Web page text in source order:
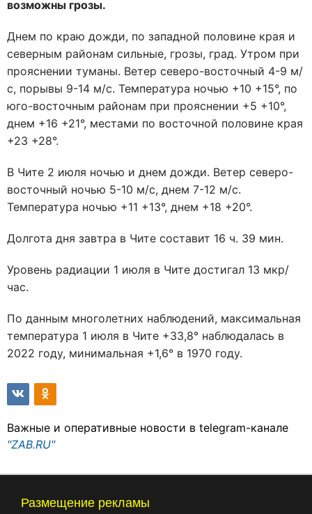
возможны грозы.
Днем по краю дожди, по западной половине края и
северным районам сильные, грозы, град. Утром при
прояснении туманы. Ветер северо-восточный 4-9 м/
с, порывы 9-14 м/с. Температура ночью +10 +15°, по
юго-восточным районам при прояснении +5 +10°,
днем +16 +21°, местами по восточной половине края
+23 +28°.
В Чите 2 июля ночью и днем дожди. Ветер северо-
восточный ночью 5-10 м/с, днем 7-12 м/с.
Температура ночью +11 +13°, днем +18 +20°.
Долгота дня завтра в Чите составит 16 ч. 39 мин.
Уровень радиации 1 июля в Чите достигал 13 мкр/
час.
По данным многолетних наблюдений, максимальная
температура 1 июля в Чите +33,8° наблюдалась в
2022 году, минимальная +1,6° в 1970 году.
Важные и оперативные новости в telegram-канале
"ZAB.RU"
Размещение рекламы